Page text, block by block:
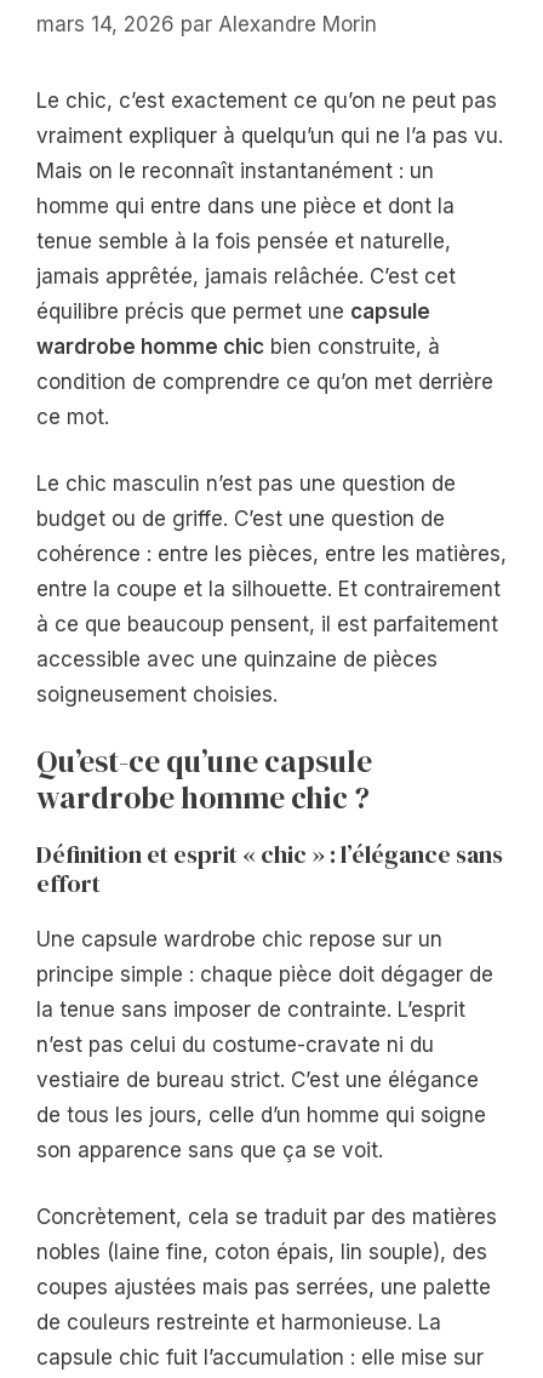
mars 14, 2026 par Alexandre Morin
Le chic, c’est exactement ce qu’on ne peut pas
vraiment expliquer à quelqu’un qui ne l’a pas vu.
Mais on le reconnaît instantanément : un
homme qui entre dans une pièce et dont la
tenue semble à la fois pensée et naturelle,
jamais apprêtée, jamais relâchée. C’est cet
équilibre précis que permet une capsule
wardrobe homme chic bien construite, à
condition de comprendre ce qu’on met derrière
ce mot.
Le chic masculin n’est pas une question de
budget ou de griffe. C’est une question de
cohérence : entre les pièces, entre les matières,
entre la coupe et la silhouette. Et contrairement
à ce que beaucoup pensent, il est parfaitement
accessible avec une quinzaine de pièces
soigneusement choisies.
Qu’est-ce qu’une capsule
wardrobe homme chic ?
Définition et esprit « chic » : l’élégance sans
effort
Une capsule wardrobe chic repose sur un
principe simple : chaque pièce doit dégager de
la tenue sans imposer de contrainte. L’esprit
n’est pas celui du costume-cravate ni du
vestiaire de bureau strict. C’est une élégance
de tous les jours, celle d’un homme qui soigne
son apparence sans que ça se voit.
Concrètement, cela se traduit par des matières
nobles (laine fine, coton épais, lin souple), des
coupes ajustées mais pas serrées, une palette
de couleurs restreinte et harmonieuse. La
capsule chic fuit l’accumulation : elle mise sur